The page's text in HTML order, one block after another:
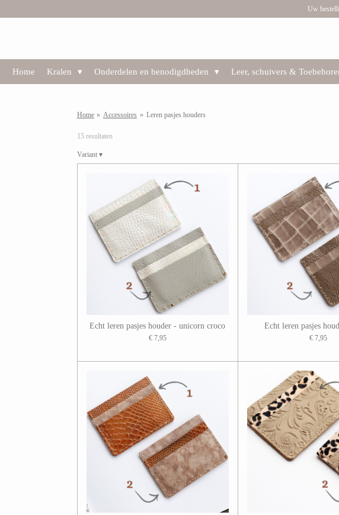
Uw
Home Kralen Onderdelen en benodigdheden Leer, schuivers &
Home » Accessoires » Leren pasjes houders
15 resultaten
Variant ▾
Echt leren pasjes houder - unicorn croco
€ 7,95
Echt leren pasjes
€ 7,95